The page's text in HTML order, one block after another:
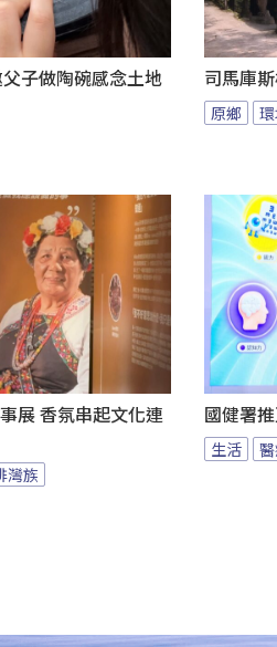
子做陶碗感念土地 司馬庫
原鄉
展 香氛串起文化連
灣族
國健署
生活